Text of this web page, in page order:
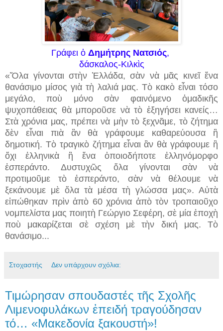
Γράφει ὁ Δημήτρης Νατσιός,
δάσκαλος-Κιλκὶς
«Ὅλα γίνονται στὴν Ἑλλάδα, σὰν νὰ μᾶς κινεῖ ἕνα
θανάσιμο μίσος γιὰ τὴ λαλιά μας. Τὸ κακὸ εἶναι τόσο
μεγάλο, ποὺ μόνο σὰν φαινόμενο ὁμαδικῆς
ψυχοπάθειας θὰ μποροῦσε νὰ τὸ ἐξηγήσει κανείς…
Στὰ χρόνια μας, πρέπει νὰ μὴν τὸ ξεχνᾶμε, τὸ ζήτημα
δὲν εἶναι πιὰ ἂν θὰ γράφουμε καθαρεύουσα ἢ
δημοτική. Τὸ τραγικὸ ζήτημα εἶναι ἂν θὰ γράφουμε ἢ
ὄχι ἑλληνικὰ ἢ ἕνα ὁποιοδήποτε ἑλληνόμορφο
ἐσπεράντο. Δυστυχῶς ὅλα γίνονται σὰν νὰ
προτιμοῦμε τὸ ἐσπεράντο, σὰν νὰ θέλουμε νὰ
ξεκάνουμε μὲ ὅλα τὰ μέσα τὴ γλώσσα μας». Αὐτὰ
εἰπώθηκαν πρὶν ἀπὸ 60 χρόνια ἀπὸ τὸν τροπαιοῦχο
νομπελίστα μας ποιητὴ Γεώργιο Σεφέρη, σὲ μία ἐποχὴ
ποὺ μακαρίζεται σὲ σχέση μὲ τὴν δική μας. Τὸ
θανάσιμο...
Στοχαστής Δεν υπάρχουν σχόλια:
Τιμώρησαν σπουδαστές τῆς Σχολῆς
Λιμενοφυλάκων ἐπειδή τραγούδησαν
τό… «Μακεδονία ξακουστή»!